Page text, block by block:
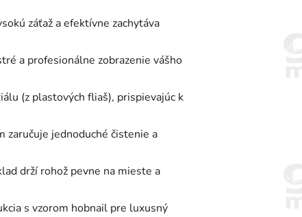
záťaž a efektívne zachytáva
a profesionálne zobrazenie vášho
(z plastových fliaš), prispievajúc k
zaručuje jednoduché čistenie a
drží rohož pevne na mieste a
s vzorom hobnail pre luxusný